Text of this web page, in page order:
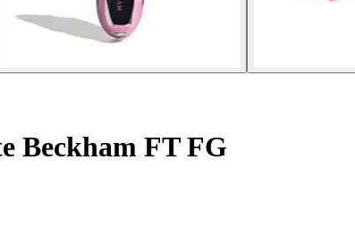
Beckham FT FG